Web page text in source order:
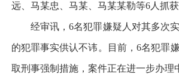
远、马某忠、马某、马某某勒等6人抓获
经审讯，6名犯罪嫌疑人对其多次
的犯罪事实供认不讳。目前，6名犯罪
取刑事强制措施，案件正在进一步办理